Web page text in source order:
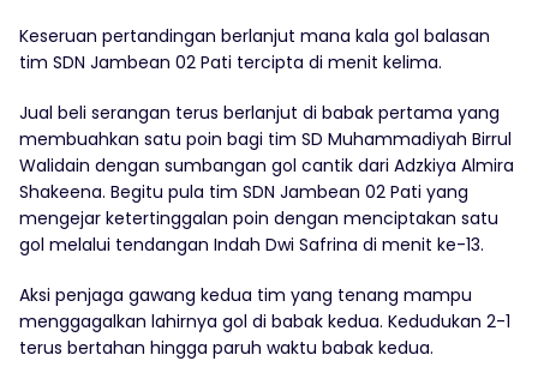
Keseruan pertandingan berlanjut mana kala gol balasan
tim SDN Jambean 02 Pati tercipta di menit kelima.
Jual beli serangan terus berlanjut di babak pertama yang
membuahkan satu poin bagi tim SD Muhammadiyah Birrul
Walidain dengan sumbangan gol cantik dari Adzkiya Almira
Shakeena. Begitu pula tim SDN Jambean 02 Pati yang
mengejar ketertinggalan poin dengan menciptakan satu
gol melalui tendangan Indah Dwi Safrina di menit ke-13.
Aksi penjaga gawang kedua tim yang tenang mampu
menggagalkan lahirnya gol di babak kedua. Kedudukan 2-1
terus bertahan hingga paruh waktu babak kedua.